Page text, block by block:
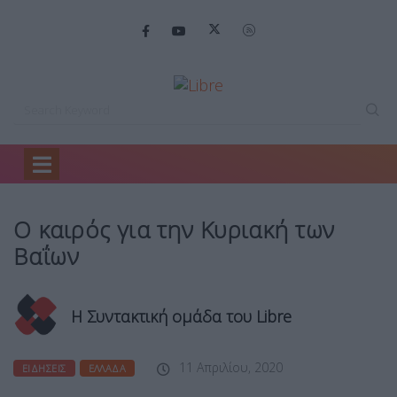
Home
Ο καιρός για την Κυριακή των
Βαΐων
Η Συντακτική ομάδα του Libre
ΕΙΔΉΣΕΙΣ ΕΛΛΆΔΑ 11 Απριλίου, 2020